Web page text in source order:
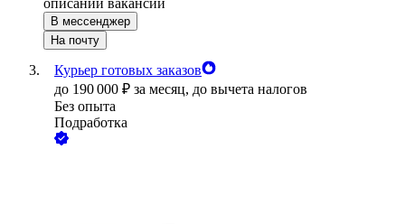
описании вакансии
В мессенджер
На почту
Курьер готовых заказов
до 190 000 ₽ за месяц, до вычета налогов
Без опыта
Подработка